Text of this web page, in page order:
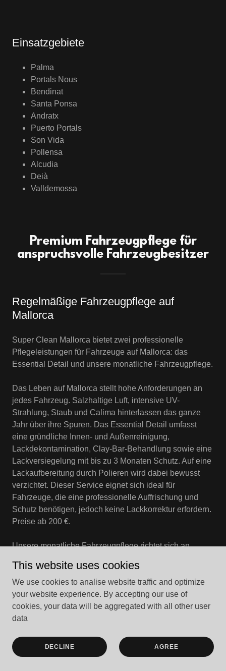
Einsatzgebiete
Palma
Portals Nous
Bendinat
Santa Ponsa
Andratx
Puerto Portals
Son Vida
Pollensa
Alcudia
Deià
Valldemossa
Premium Fahrzeugpflege für
anspruchsvolle Fahrzeugbesitzer
Regelmäßige Fahrzeugpflege auf
Mallorca
Super Clean Mallorca bietet zwei professionelle
Pflegeleistungen für Fahrzeuge auf Mallorca: das
Essential Detail und unsere monatliche Fahrzeugpflege.
Das Leben auf Mallorca stellt hohe Anforderungen an
jedes Fahrzeug. Salzhaltige Luft, intensive UV-
Strahlung, Staub und Calima hinterlassen das ganze
Jahr über ihre Spuren. Das Essential Detail umfasst
eine gründliche Innen- und Außenreinigung,
Lackdekontamination, Clay-Bar-Behandlung sowie eine
Lackversiegelung mit bis zu 3 Monaten Schutz. Auf eine
Lackaufbereitung durch Polieren wird dabei bewusst
verzichtet. Dieser Service eignet sich ideal für
Fahrzeuge, die eine professionelle Auffrischung und
Schutz benötigen, jedoch keine Lackkorrektur erfordern.
Preise ab 200 €.
Unsere monatliche Fahrzeugpflege richtet sich an
gepflegt und geschützt halten möchten. Regelmäßige
Pflege erhält die Ergebnisse einer professionellen
Aufbereitung und schützt den Lack langfristig vor Salz,
UV-Strahlung und Straßenschmutz.
Hause, zu Ihrer Villa oder an Ihren Arbeitsplatz. Wir
betreuen Kunden in Palma, Calvià, Santa Ponsa,
This website uses cookies
We use cookies to analise website traffic and optimize
your website experience. By accepting our use of
cookies, your data will be aggregated with all other user
data
DECLINE AGREE